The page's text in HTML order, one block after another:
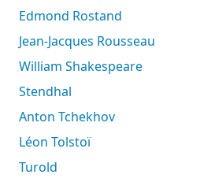
Edmond Rostand
Jean-Jacques Rousseau
William Shakespeare
Stendhal
Anton Tchekhov
Léon Tolstoï
Turold